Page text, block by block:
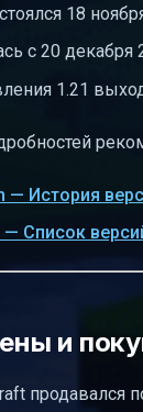
18
с 20 декабря
1.21
— История
Список
и
продавался